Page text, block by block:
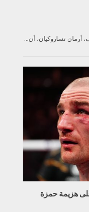
أرمان تساروكيان، أن...
على هزيمة حمزة